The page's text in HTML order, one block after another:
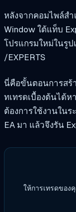
หลังจากคอมไพล์ส
Window ใต้แท็บ
โปรแกรมใหม่ในรู
/EXPERTS
นี่คือขั้นตอนการสร้
ทเทรดเบื้องต้นได้
ต้องการใช้งานใน
EA มา แล้วจึงรัน
ให้การเทรดของ